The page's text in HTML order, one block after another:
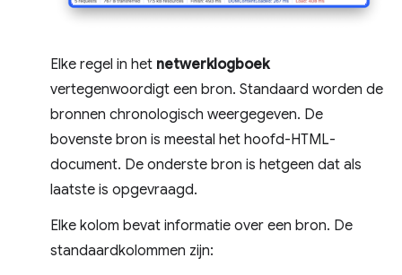
Elke regel in het netwerklogboek
vertegenwoordigt een bron. Standaard worden de
bronnen chronologisch weergegeven. De
bovenste bron is meestal het hoofd-HTML-
document. De onderste bron is hetgeen dat als
laatste is opgevraagd.
Elke kolom bevat informatie over een bron. De
standaardkolommen zijn: